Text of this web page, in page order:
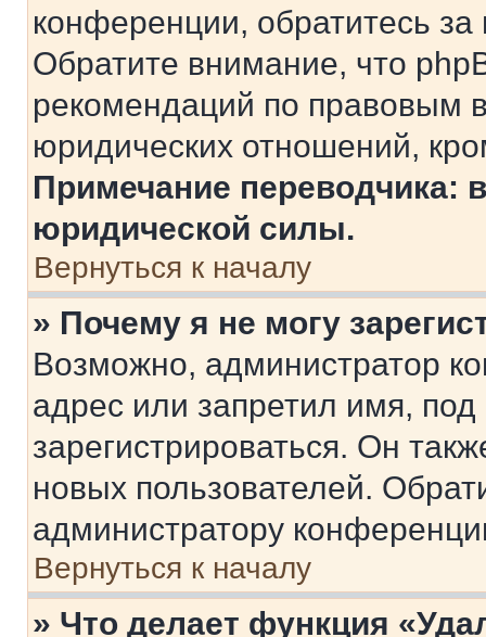
конференции, обратитесь
Обратите внимание, что
рекомендаций по правовым
юридических отношений,
Примечание переводчика:
юридической силы.
Вернуться к началу
» Почему я не могу
Возможно, администратор
адрес или запретил имя,
зарегистрироваться. Он
новых пользователей.
администратору
Вернуться к началу
» Что делает функция